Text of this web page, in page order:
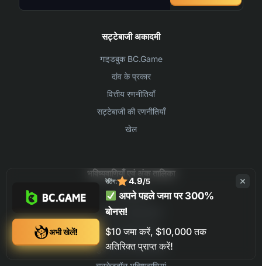
सट्टेबाजी अकादमी
गाइडबुक BC.Game
दांव के प्रकार
वित्तीय रणनीतियाँ
सट्टेबाजी की रणनीतियाँ
खेल
भविष्यवाणियाँ एवं अंक तालिका
भविष्यवाणियाँ
क्रिकेट भविष्यवाणियाँ
टेनिस भविष्यवाणियां
फुटबॉल की भविष्यवाणियाँ
अभी खेलें!
रेटिंग: 4.9/5
अपने पहले जमा पर 300%
बोनस!
$10 जमा करें, $10,000 तक
अतिरिक्त प्राप्त करें!